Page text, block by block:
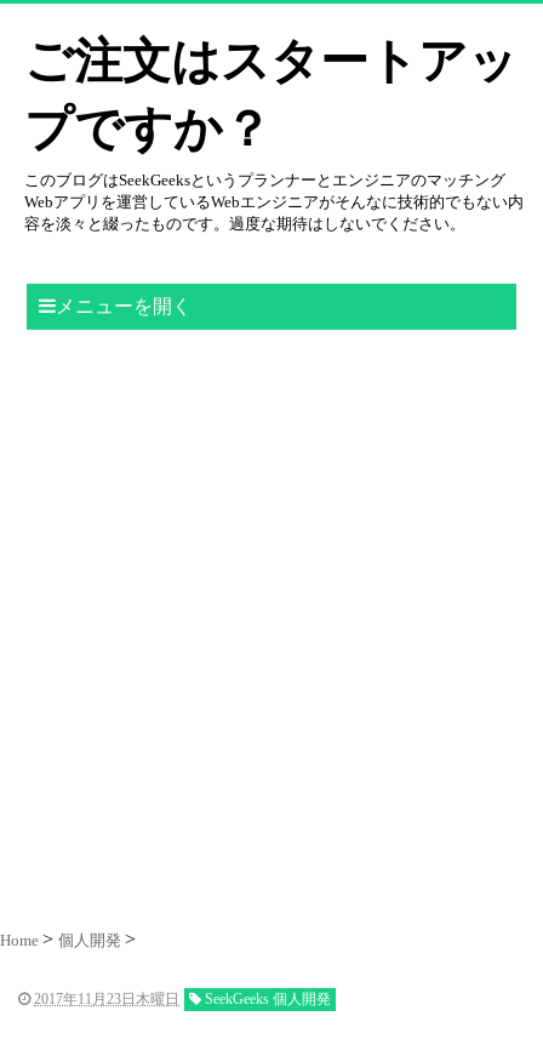
ご注文はスタートアッ
プですか？
このブログはSeekGeeksというプランナーとエンジニアのマッチング
Webアプリを運営しているWebエンジニアがそんなに技術的でもない内
容を淡々と綴ったものです。過度な期待はしないでください。
メニューを開く
Home 個人開発
2017年11月23日木曜日 SeekGeeks 個人開発